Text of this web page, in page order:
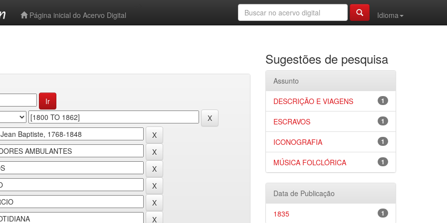
Página inicial do Acervo Digital
Idioma
Sugestões de pesquisa
Assunto
1
DESCRIÇÃO E VIAGENS
1
ESCRAVOS
1
ICONOGRAFIA
1
MÚSICA FOLCLÓRICA
Data de Publicação
1
1835